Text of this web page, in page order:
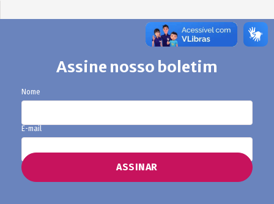
Assine nosso boletim
Nome
E-mail